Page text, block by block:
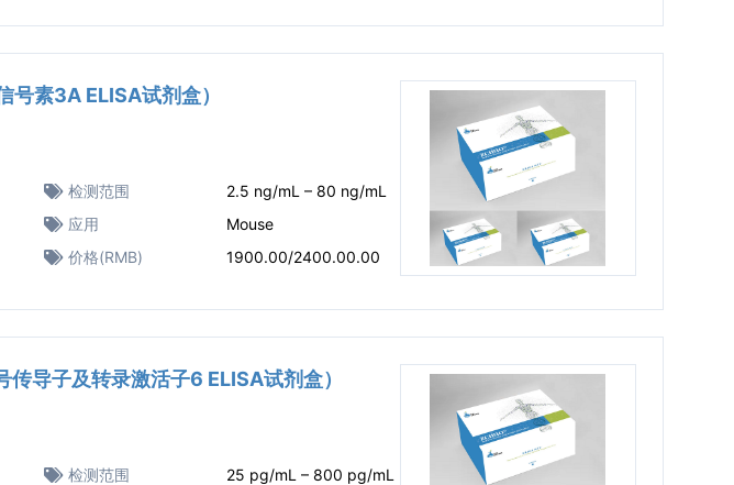
素3A ELISA试剂盒）
检测范围
2.5 ng/mL – 80 ng/mL
应用
Mouse
价格(RMB) 1900.00/2400.00.00
导子及转录激活子6 ELISA试剂盒）
检测范围
25 pg/mL – 800 pg/mL